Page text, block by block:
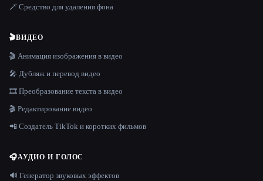
🪄 Средство для удаления фона
🎬ВИДЕО
🎬 Анимация изображения в видео
🎤 Дубляж и перевод видео
🎞️ Преобразование текста в видео
🎬 Редактирование видео
📲 Создатель TikTok и коротких фильмов
🎧АУДИО И ГОЛОС
🔊 Генератор звуковых эффектов